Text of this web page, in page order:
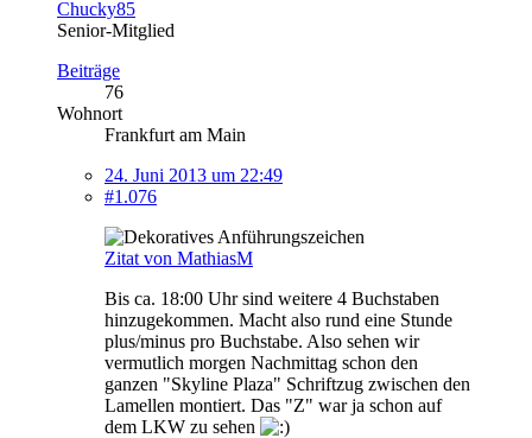
Chucky85
Senior-Mitglied
Beiträge
76
Wohnort
Frankfurt am Main
24. Juni 2013 um 22:49
#1.076
Zitat von MathiasM
Bis ca. 18:00 Uhr sind weitere 4 Buchstaben
hinzugekommen. Macht also rund eine Stunde
plus/minus pro Buchstabe. Also sehen wir
vermutlich morgen Nachmittag schon den
ganzen "Skyline Plaza" Schriftzug zwischen den
Lamellen montiert. Das "Z" war ja schon auf
dem LKW zu sehen